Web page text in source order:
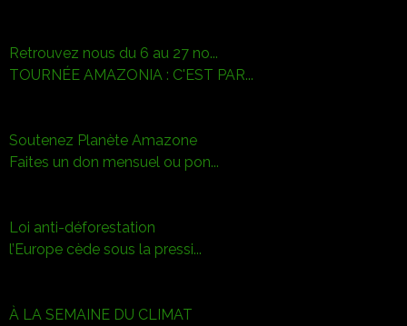
Retrouvez nous du 6 au 27 no...
TOURNÉE AMAZONIA : C'EST PAR...
Soutenez Planète Amazone
Faites un don mensuel ou pon...
Loi anti-déforestation
l’Europe cède sous la pressi...
À LA SEMAINE DU CLIMAT